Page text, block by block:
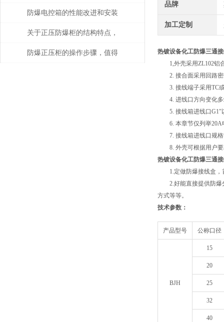
品牌
加工定制
热镀设备化工防爆三通
1,外壳采用ZL102铝
2. 接合面采用回路密
3. 接线端子采用TC或
4. 进线口方向变化多
5. 接线箱进线口G1″
6. 本章节仅列举20A
7. 接线箱进线口规格
8. 外壳可根据用户要
热镀设备化工防爆三通
1.定做防爆接线盒，
2.好能直接提供防爆分
方式等等。
技术参数：
产品型号 公称口径
BJH
15
20
25
32
40
优势解析
防爆电控箱的性能改进和安装
介绍
关于正压防爆柜的结构特点，
你了解多少呢？
防爆正压柜的操作步骤，值得